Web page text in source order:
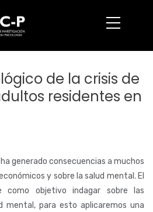
de la crisis de
residentes en
ha generado consecuencias a muchos
y sobre la salud mental. El
como objetivo indagar sobre las
mental, para esto aplicaremos una